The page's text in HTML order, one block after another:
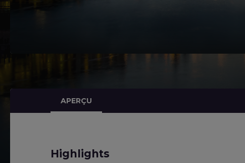
APERÇU
Highlights